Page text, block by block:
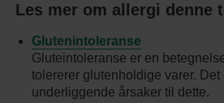
OM OSS
KONTAKT
Les mer om allergi denne
Glutenintoleranse
Gluteintoleranse er en
tolererer glutenholdige varer. Det
underliggende årsaker til dette.